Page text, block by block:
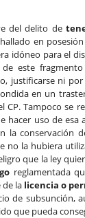
del delito de
en
idóneo para el
este
justificarse ni
en un
CP. Tampoco se
hacer uso de
la conservación
no la hubiera
que la ley
reglamentada
la licencia o
de subsunción,
que pueda